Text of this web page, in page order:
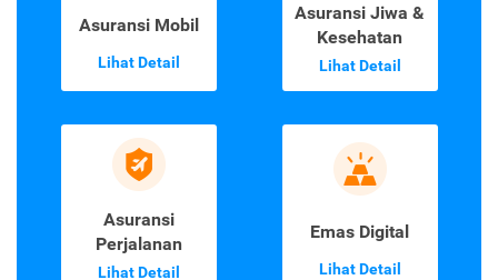
Asuransi Mobil
Lihat Detail
Asuransi Jiwa &
Kesehatan
Lihat Detail
Asuransi
Perjalanan
Lihat Detail
Emas Digital
Lihat Detail